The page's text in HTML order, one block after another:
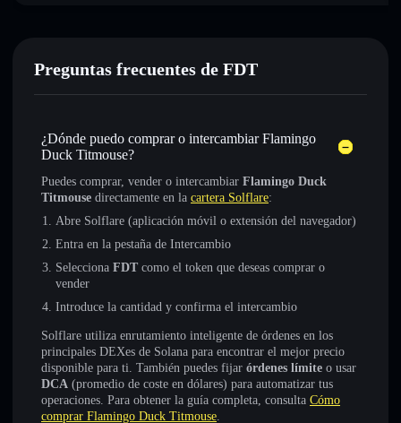
Preguntas frecuentes de FDT
¿Dónde puedo comprar o intercambiar Flamingo
Duck Titmouse?
Puedes comprar, vender o intercambiar Flamingo Duck
Titmouse directamente en la cartera Solflare:
Abre Solflare (aplicación móvil o extensión del navegador)
Entra en la pestaña de Intercambio
Selecciona FDT como el token que deseas comprar o
vender
Introduce la cantidad y confirma el intercambio
Solflare utiliza enrutamiento inteligente de órdenes en los
principales DEXes de Solana para encontrar el mejor precio
disponible para ti. También puedes fijar órdenes límite o usar
DCA (promedio de coste en dólares) para automatizar tus
operaciones. Para obtener la guía completa, consulta Cómo
comprar Flamingo Duck Titmouse.